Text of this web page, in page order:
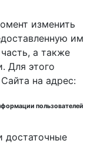
изменить
им
а также
Для этого
на адрес:
пользователей
достаточные